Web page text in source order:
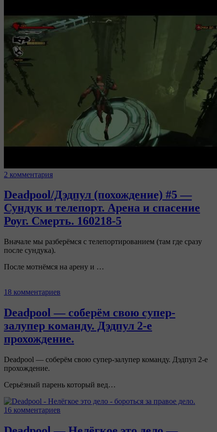
2 комментария
Deadpool/Дэдпул (похождение) #5 —
Сундук и телепорт. Арена и спасение
Роуг. Смерть. 160218-5
Вначале мы разберёмся с телепортированием (там где сразу
после сундука).
После мотнёмся на арену и …
18 комментариев
Deadpool — соберём свою супер-
залупер команду. Дэдпул 2-е
прохождение.
Deadpool — соберём свою супер-залупер команду. Дэдпул 2-е
прохождение.
Серьёзный парень который вед…
16 комментариев